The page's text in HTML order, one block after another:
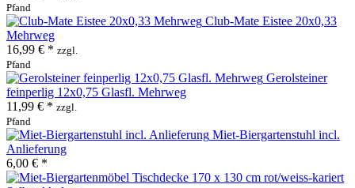
Pfand
Club-Mate Eistee 20x0,33
Mehrweg
16,99 € * zzgl.
Pfand
Gerolsteiner
feinperlig 12x0,75 Glasfl. Mehrweg
11,99 € * zzgl.
Pfand
Miet-Biergartenstuhl incl.
Anlieferung
6,00 € *